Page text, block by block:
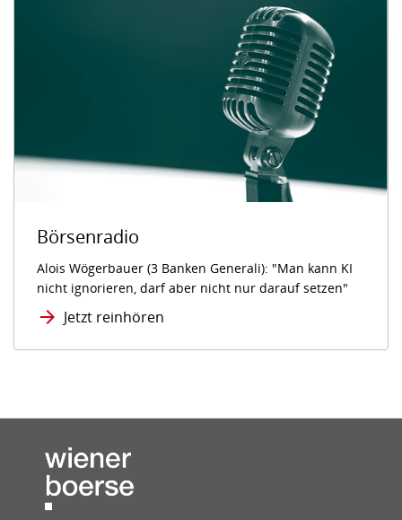
Börsenradio
Alois Wögerbauer (3 Banken Generali): "Man kann KI
nicht ignorieren, darf aber nicht nur darauf setzen"
Jetzt reinhören